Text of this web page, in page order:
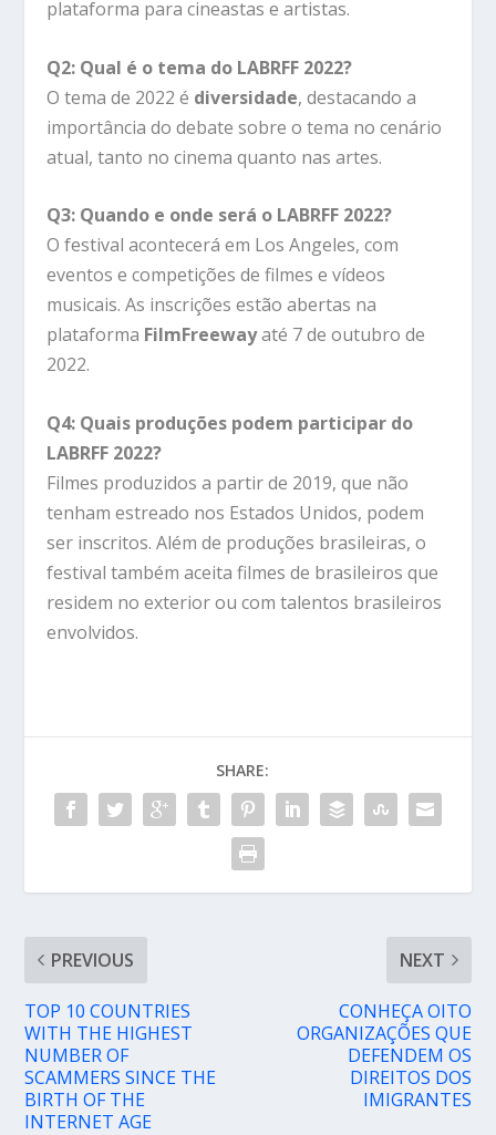
plataforma para cineastas e artistas.
Q2: Qual é o tema do LABRFF 2022?
O tema de 2022 é diversidade, destacando a
importância do debate sobre o tema no cenário
atual, tanto no cinema quanto nas artes.
Q3: Quando e onde será o LABRFF 2022?
O festival acontecerá em Los Angeles, com
eventos e competições de filmes e vídeos
musicais. As inscrições estão abertas na
plataforma FilmFreewayaté 7 de outubro de
2022.
Q4: Quais produções podem participar do
LABRFF 2022?
Filmes produzidos a partir de 2019, que não
tenham estreado nos Estados Unidos, podem
ser inscritos. Além de produções brasileiras, o
festival também aceita filmes de brasileiros que
residem no exterior ou com talentos brasileiros
envolvidos.
SHARE:
PREVIOUS
TOP 10 COUNTRIES
WITH THE HIGHEST
NUMBER OF
SCAMMERS SINCE THE
BIRTH OF THE
INTERNET AGE
NEXT
CONHEÇA OITO
ORGANIZAÇÕES QUE
DEFENDEM OS
DIREITOS DOS
IMIGRANTES